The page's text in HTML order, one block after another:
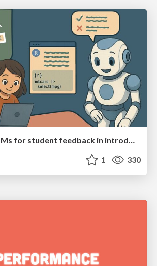
Leveraging LLMs for student feedback in introductory data science courses - posit::conf(2025)
1 330